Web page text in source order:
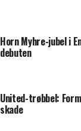
Horn Myhre-jubel i
debuten
United-trøbbel:
skade